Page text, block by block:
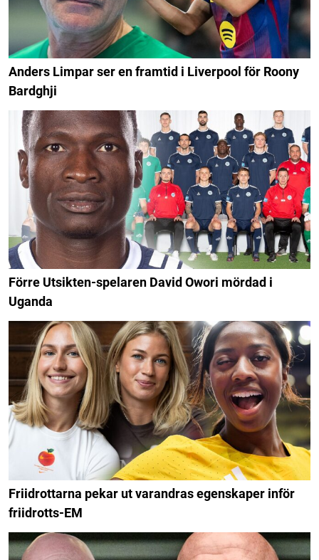
Anders Limpar ser en framtid i Liverpool för Roony
Bardghji
Förre Utsikten-spelaren David Owori mördad i
Uganda
Friidrottarna pekar ut varandras egenskaper inför
friidrotts-EM